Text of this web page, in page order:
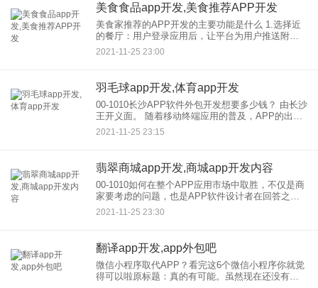
美食食品app开发,美食推荐APP开发
美食家推荐的APP开发的主要功能是什么 1.选择近
的餐厅：用户登录应用后，让平台为用户推送附近
餐厅的信息，让用户在线查看餐厅信息的详情，并
对餐厅类型、餐厅口味、价格，进行分类，让用户
2021-11-25 23:00
羽毛球app开发,体育app开发
00-1010长沙APP软件外包开发想要多少钱？ 由长沙
王开义面。 随着移动终端应用的普及，APP的出现
迅速占据了零碎的生活，人们可以在任何地方提供
服务，商业、游戏等。而开发，的APP软
2021-11-25 23:15
翡翠商城app开发,商城app开发内容
00-1010如何在整个APP应用市场中取胜，不仅是商
家要考虑的问题，也是APP软件设计者在回答之前
要认真考虑的问题。商家和开发应该注意哪些问
题？他们更关心的是企业商家提供的app商城能否给
2021-11-25 23:30
翻译app开发,app外包吧
微信小程序取代APP？看完这6个微信小程序你就觉
得可以啦原标题：真的有可能。虽然现在还没有完